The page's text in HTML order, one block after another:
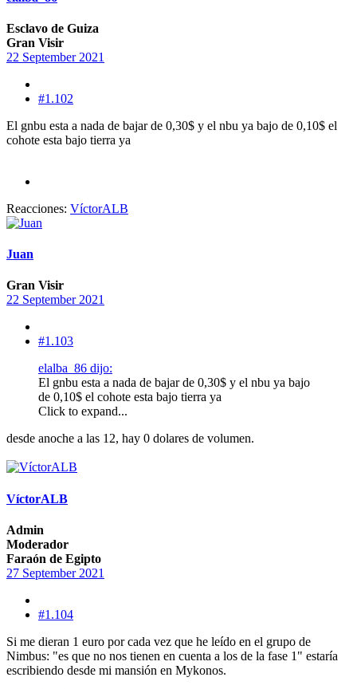
Esclavo de Guiza
Gran Visir
22 September 2021
#1.102
El gnbu esta a nada de bajar de 0,30$ y el nbu ya bajo de 0,10$ el
cohote esta bajo tierra ya
Reacciones: VíctorALB
Juan
Gran Visir
22 September 2021
#1.103
elalba_86 dijo:
El gnbu esta a nada de bajar de 0,30$ y el nbu ya bajo
de 0,10$ el cohote esta bajo tierra ya
Click to expand...
desde anoche a las 12, hay 0 dolares de volumen.
VíctorALB
Admin
Moderador
Faraón de Egipto
27 September 2021
#1.104
Si me dieran 1 euro por cada vez que he leído en el grupo de
Nimbus: "es que no nos tienen en cuenta a los de la fase 1" estaría
escribiendo desde mi mansión en Mykonos.